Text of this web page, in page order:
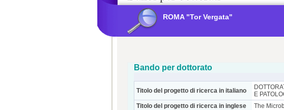
ROMA "Tor Vergata"
Bando per dottorato
Titolo del progetto di ricerca in italiano
E
Titolo del progetto di ricerca in inglese
The